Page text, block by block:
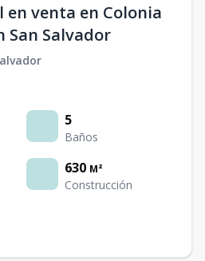
en venta en Colonia
Salvador
5
Baños
630 M²
Construcción